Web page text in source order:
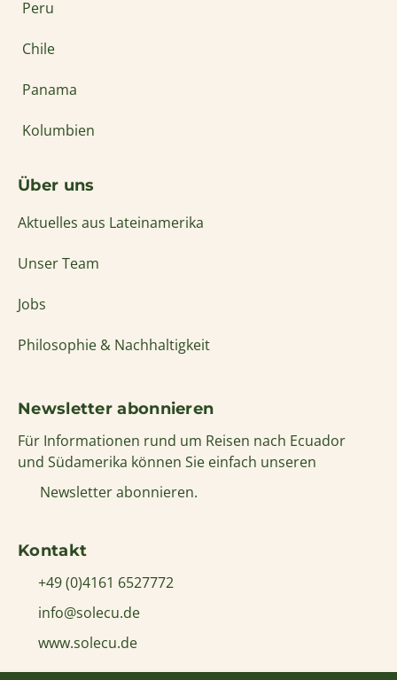
Peru
Chile
Panama
Kolumbien
Über uns
Aktuelles aus Lateinamerika
Unser Team
Jobs
Philosophie & Nachhaltigkeit
Newsletter abonnieren
Für Informationen rund um Reisen nach Ecuador
und Südamerika können Sie einfach unseren
Newsletter abonnieren.
Kontakt
+49 (0)4161 6527772
info@solecu.de
www.solecu.de